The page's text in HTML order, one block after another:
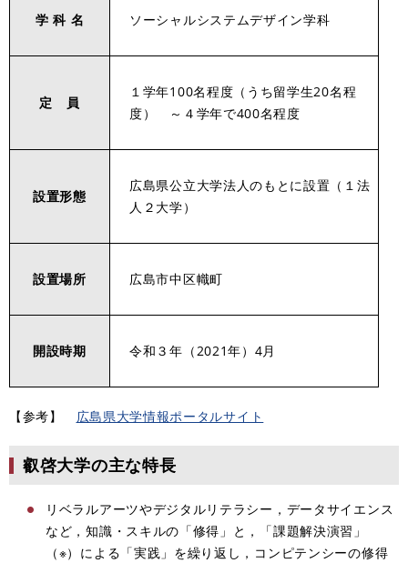
学 科 名 ソーシャルシステムデザイン学科
定 員
１学年100名程度（うち留学生20名程
度） ～４学年で400名程度
設置形態
広島県公立大学法人のもとに設置（１法
人２大学）
設置場所 広島市中区幟町
開設時期 令和３年（2021年）4月
【参考】 広島県大学情報ポータルサイト
叡啓大学の主な特長
リベラルアーツやデジタルリテラシー，データサイエンス
など，知識・スキルの「修得」と，「課題解決演習」
（※）による「実践」を繰り返し，コンピテンシーの修得